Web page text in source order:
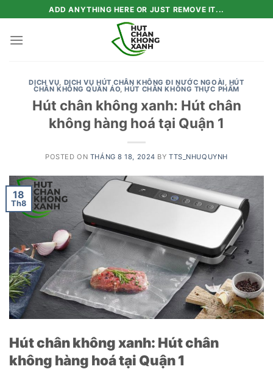
to
content
ADD ANYTHING HERE OR JUST REMOVE IT...
DỊCH VỤ, DỊCH VỤ HÚT CHÂN KHÔNG ĐI NƯỚC NGOÀI, HÚT
CHÂN KHÔNG QUẦN ÁO,HÚT CHÂN KHÔNG THỰC PHẨM
Hút chân không xanh: Hút chân
không hàng hoá tại Quận 1
POSTED ON THÁNG 8 18, 2024 BYTTS_NHUQUYNH
18
Th8
Hút chân không xanh: Hút chân
không hàng hoá tại Quận 1